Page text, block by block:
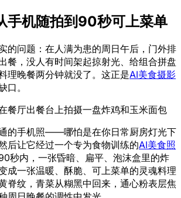
手机随拍到90秒可上菜单
的问题：在人满为患的周日午后，门外排
餐，没人有时间架起掠射光、给组合拼盘
理晚餐两分钟就没了。这正是AI美食摄影
口。
餐厅出餐台上拍摄一盘炸鸡和玉米面包
的手机照——哪怕是在你日常厨房灯光下
让它经过一个专为食物训练的AI美食照
秒内，一张昏暗、扁平、泡沫盒里的炸
成一张温暖、酥脆、可上菜单的灵魂料理
脊纹，青菜从糊黑中回来，通心粉表层焦